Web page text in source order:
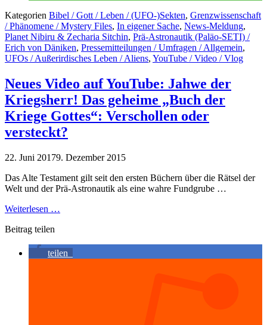
Kategorien Bibel / Gott / Leben / (UFO-)Sekten, Grenzwissenschaft
/ Phänomene / Mystery Files, In eigener Sache, News-Meldung,
Planet Nibiru & Zecharia Sitchin, Prä-Astronautik (Paläo-SETI) /
Erich von Däniken, Pressemitteilungen / Umfragen / Allgemein,
UFOs / Außerirdisches Leben / Aliens, YouTube / Video / Vlog
Neues Video auf YouTube: Jahwe der
Kriegsherr! Das geheime „Buch der
Kriege Gottes“: Verschollen oder
versteckt?
22. Juni 20179. Dezember 2015
Das Alte Testament gilt seit den ersten Büchern über die Rätsel der
Welt und der Prä-Astronautik als eine wahre Fundgrube …
Weiterlesen …
Beitrag teilen
teilen